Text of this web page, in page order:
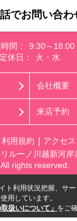
でお問い合わ
間：
9:30～18:00
定休日：
火・水
会社概要
来店予約
利用規約 アクセ
ルーノ川越新河岸
rights reserved.
ト利用状況把握、サ
用しています。
扱いについて」 をご